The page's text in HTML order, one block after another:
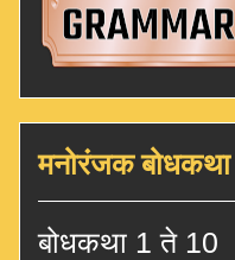
मनोरंजक बोधकथा
बोधकथा 1 ते 10